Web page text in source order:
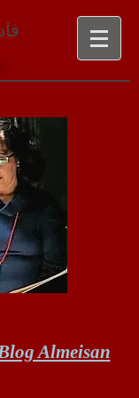
Almeisan